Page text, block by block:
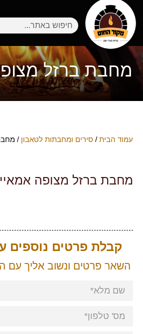
מחבת ברזל
עמוד הבית / סירים ומחבתות לטאבון /
מחבת ברזל מצופה
קבלת פרטים נוספים
השאר פרטים ונשוב אליך עם